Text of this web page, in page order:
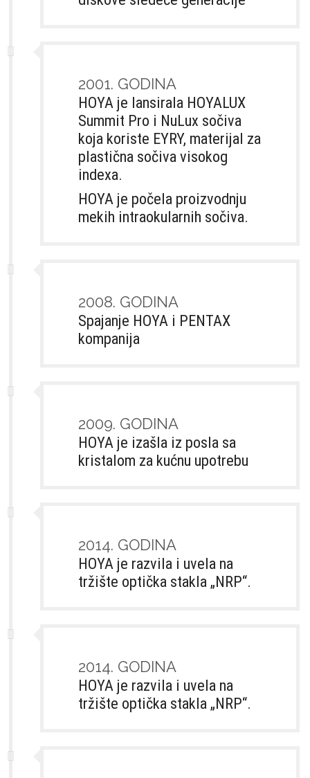
2001. GODINA
HOYA je lansirala HOYALUX
Summit Pro i NuLux sočiva
koja koriste EYRY, materijal za
plastična sočiva visokog
indexa.
HOYA je počela proizvodnju
mekih intraokularnih sočiva.
2008. GODINA
Spajanje HOYA i PENTAX
kompanija
2009. GODINA
HOYA je izašla iz posla sa
kristalom za kućnu upotrebu
2014. GODINA
HOYA je razvila i uvela na
tržište optička stakla „NRP“.
2014. GODINA
HOYA je razvila i uvela na
tržište optička stakla „NRP“.